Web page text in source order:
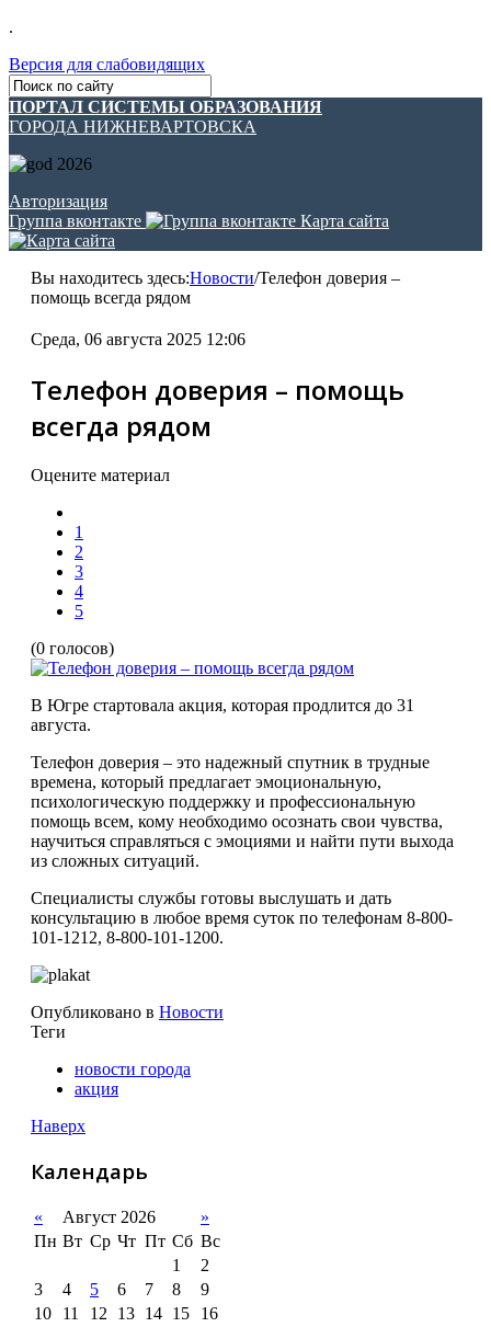
.
Версия для слабовидящих
ПОРТАЛ СИСТЕМЫ ОБРАЗОВАНИЯ
ГОРОДА НИЖНЕВАРТОВСКА
Авторизация
Группа вконтакте
Карта сайта
Вы находитесь здесь:Новости/Телефон доверия –
помощь всегда рядом
Среда, 06 августа 2025 12:06
Телефон доверия – помощь
всегда рядом
Оцените материал
1
2
3
4
5
(0 голосов)
В Югре стартовала акция, которая продлится до 31
августа.
Телефон доверия – это надежный спутник в трудные
времена, который предлагает эмоциональную,
психологическую поддержку и профессиональную
помощь всем, кому необходимо осознать свои чувства,
научиться справляться с эмоциями и найти пути выхода
из сложных ситуаций.
Специалисты службы готовы выслушать и дать
консультацию в любое время суток по телефонам 8-800-
101-1212, 8-800-101-1200.
Опубликовано в Новости
Теги
новости города
акция
Наверх
Календарь
« Август 2026
»
Пн Вт Ср Чт Пт Сб Вс
1
2
3
4 5 6 7 8
9
10
11 12 13 14 15
16